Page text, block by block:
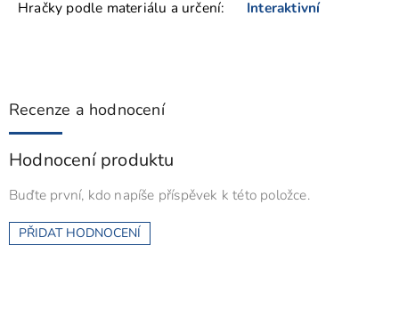
Hračky podle materiálu a určení: Interaktivní
Recenze a hodnocení
Hodnocení produktu
Buďte první, kdo napíše příspěvek k této položce.
PŘIDAT HODNOCENÍ